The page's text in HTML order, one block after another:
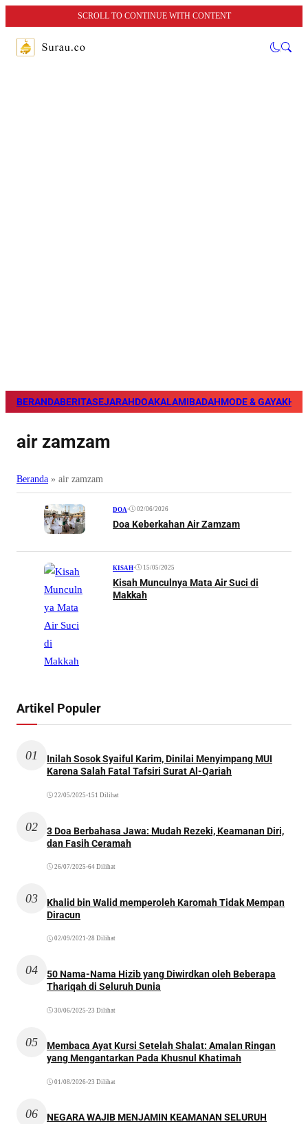
SCROLL TO CONTINUE WITH CONTENT
BERANDABERITASEJARAHDOAKALAMIBADAHMODE & GAYA
air zamzam
Beranda » air zamzam
DOA • 02/06/2026
Doa Keberkahan Air Zamzam
KISAH• 15/05/2025
Kisah Munculnya Mata Air Suci di
Makkah
Artikel Populer
01
Inilah Sosok Syaiful Karim, Dinilai Menyimpang MUI
Karena Salah Fatal Tafsiri Surat Al-Qariah
22/05/2025 •151 Dilihat
02
3 Doa Berbahasa Jawa: Mudah Rezeki, Keamanan Diri,
dan Fasih Ceramah
26/07/2025 •64 Dilihat
03
Khalid bin Walid memperoleh Karomah Tidak Mempan
Diracun
02/09/2021 •28 Dilihat
04
50 Nama-Nama Hizib yang Diwirdkan oleh Beberapa
Thariqah di Seluruh Dunia
30/06/2025 •23 Dilihat
05
Membaca Ayat Kursi Setelah Shalat: Amalan Ringan
yang Mengantarkan Pada Khusnul Khatimah
01/08/2026•23 Dilihat
06
NEGARA WAJIB MENJAMIN KEAMANAN SELURUH